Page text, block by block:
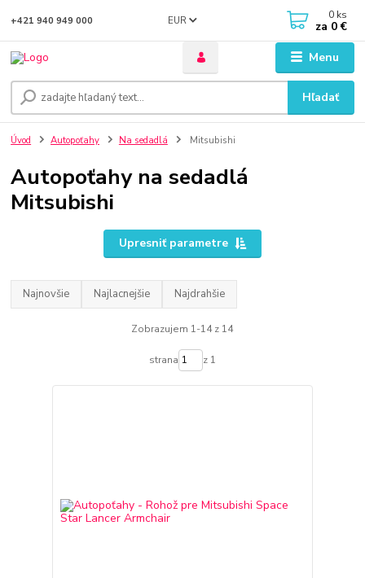
Menu
EUR
Hľadať
+421 940 949 000 0 ks
za 0 €
Úvod Autopoťahy Na sedadlá Mitsubishi
Autopoťahy na sedadlá
Mitsubishi
Upresniť parametre
Najnovšie Najlacnejšie Najdrahšie
Zobrazujem 1-14 z 14
strana z 1